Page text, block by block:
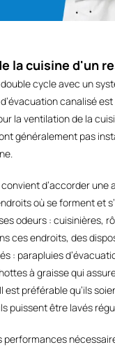
la cuisine d'un
cycle avec un
canalisé
la ventilation de la
généralement pas
convient d’accorder une
où se forment et
odeurs : cuisinières,
ces endroits, des
: parapluies
à graisse qui
est préférable qu’ils
puissent être lavés
performances